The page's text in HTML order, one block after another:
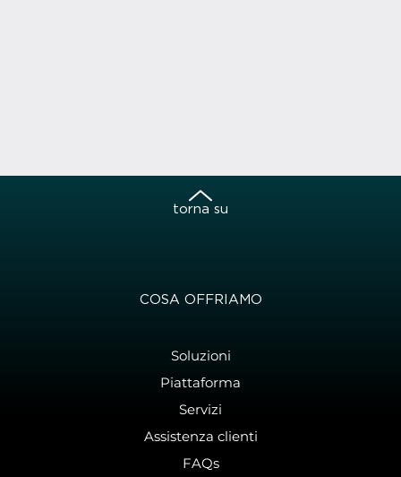
torna su
COSA OFFRIAMO
Soluzioni
Piattaforma
Servizi
Assistenza clienti
FAQs